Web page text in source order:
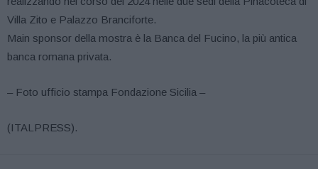
Villa Zito e Palazzo Branciforte.
Main sponsor della mostra è la Banca del Fucino, la più antica
banca romana privata.
– Foto ufficio stampa Fondazione Sicilia –
(ITALPRESS).